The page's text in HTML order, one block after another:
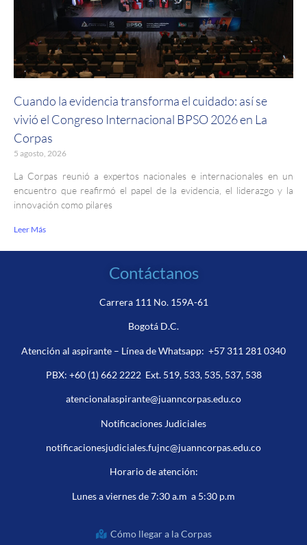
Cuando la evidencia transforma el cuidado: así se
vivió el Congreso Internacional BPSO 2026 en La
Corpas
5 agosto, 2026
La Corpas reunió a expertos nacionales e internacionales en un
encuentro que reafirmó el papel de la evidencia, el liderazgo y la
innovación como pilares
Leer Más
Contáctanos
Carrera 111 No. 159A-61
Bogotá D.C.
Atención al aspirante – Línea de Whatsapp: +57 311 281 0340
PBX: +60 (1) 662 2222Ext. 519, 533, 535, 537, 538
atencionalaspirante@juanncorpas.edu.co
Notificaciones Judiciales
notificacionesjudiciales.fujnc@juanncorpas.edu.co
Horario de atención:
Lunes a viernes de 7:30 a.m a 5:30 p.m
Cómo llegar a la Corpas